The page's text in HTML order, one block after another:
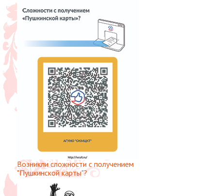
Возникли сложности с получением
"Пушкинской карты"?